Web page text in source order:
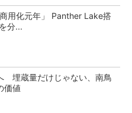
用化元年」 Panther Lake搭
分...
埋蔵量だけじゃない、南鳥
価値